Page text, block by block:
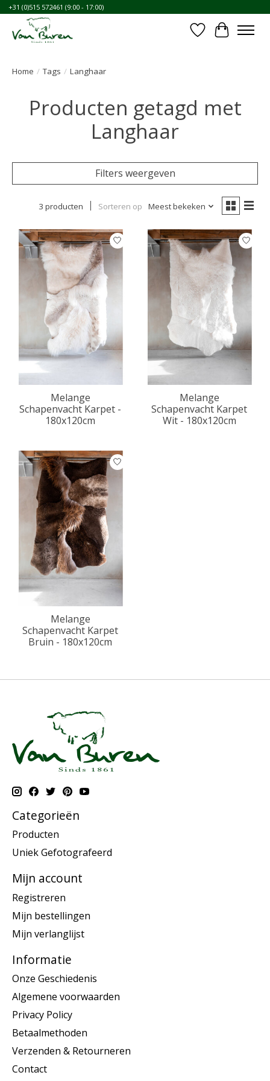
+31 (0)515 572461 (9:00 - 17:00)
Verlanglijst
Home / Tags / Langhaar
Producten getagd met
Langhaar
Filters weergeven
3 producten Sorteren op Meest bekeken
Melange
Schapenvacht Karpet -
180x120cm
Melange
Schapenvacht Karpet
Wit - 180x120cm
Melange
Schapenvacht Karpet
Bruin - 180x120cm
Categorieën
Producten
Uniek Gefotografeerd
Mijn account
Registreren
Mijn bestellingen
Mijn verlanglijst
Informatie
Onze Geschiedenis
Algemene voorwaarden
Privacy Policy
Betaalmethoden
Verzenden & Retourneren
Contact